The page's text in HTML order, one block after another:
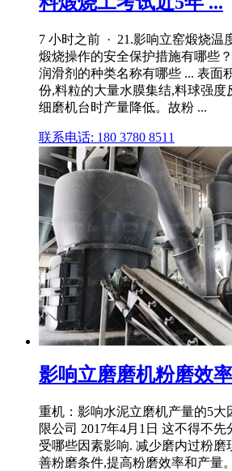
7 小时之前 · 21.影响立窑煅烧温
煅烧操作的安全保护措施有哪些
润滑剂的种类名称有哪些 ... 表面
份,料粒的大量水膜集结,料球强度
细磨机台时产量降低。故粉 ...
联系电话: 180 3780 8511
影响立磨磨机粉磨效
重机：影响水泥立磨机产量的5大
限公司 2017年4月1日 这不得不
受哪些因素影响. 减少磨内过粉磨
善粉磨条件,提高粉磨效率和产量